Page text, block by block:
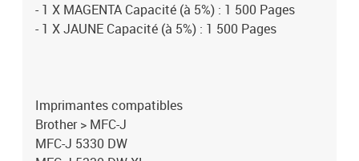
- 1 X MAGENTA Capacité (à 5%) : 1 500 Pages
- 1 X JAUNE Capacité (à 5%) : 1 500 Pages
Imprimantes compatibles
Brother > MFC-J
MFC-J 5330 DW